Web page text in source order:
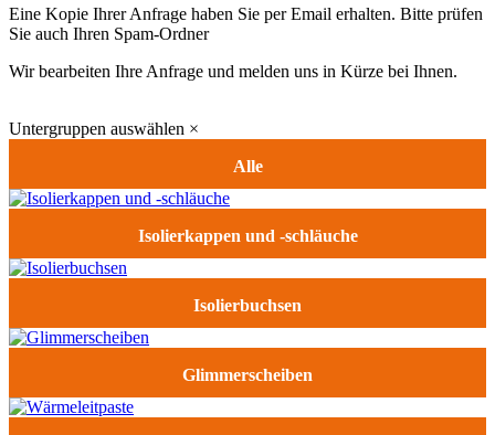
Eine Kopie Ihrer Anfrage haben Sie per Email erhalten. Bitte prüfen
Sie auch Ihren Spam-Ordner
Wir bearbeiten Ihre Anfrage und melden uns in Kürze bei Ihnen.
Untergruppen auswählen ×
Alle
Isolierkappen und -schläuche
Isolierbuchsen
Glimmerscheiben